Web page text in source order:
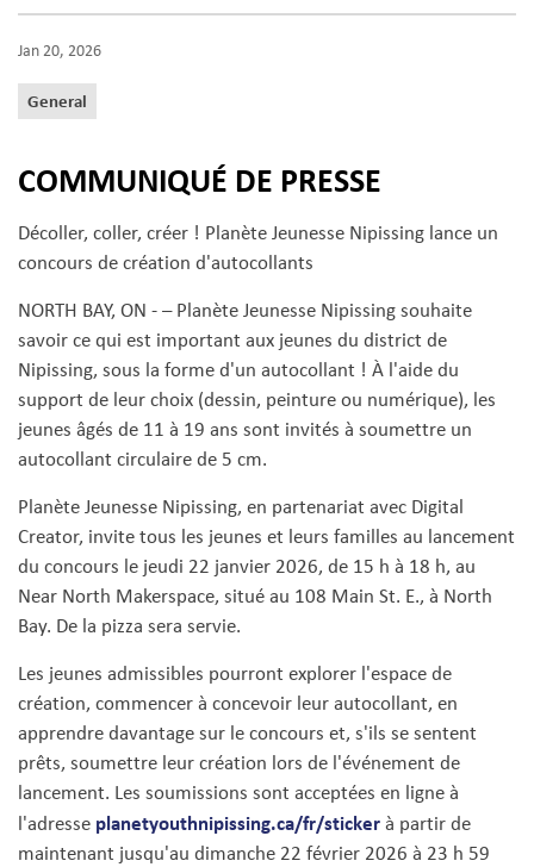
Jan 20, 2026
General
COMMUNIQUÉ DE PRESSE
Décoller, coller, créer ! Planète Jeunesse Nipissing lance un
concours de création d'autocollants
NORTH BAY, ON - – Planète Jeunesse Nipissing souhaite
savoir ce qui est important aux jeunes du district de
Nipissing, sous la forme d'un autocollant ! À l'aide du
support de leur choix (dessin, peinture ou numérique), les
jeunes âgés de 11 à 19 ans sont invités à soumettre un
autocollant circulaire de 5 cm.
Planète Jeunesse Nipissing, en partenariat avec Digital
Creator, invite tous les jeunes et leurs familles au lancement
du concours le jeudi 22 janvier 2026, de 15 h à 18 h, au
Near North Makerspace, situé au 108 Main St. E., à North
Bay. De la pizza sera servie.
Les jeunes admissibles pourront explorer l'espace de
création, commencer à concevoir leur autocollant, en
apprendre davantage sur le concours et, s'ils se sentent
prêts, soumettre leur création lors de l'événement de
lancement. Les soumissions sont acceptées en ligne à
l'adresse planetyouthnipissing.ca/fr/stickerà partir de
maintenant jusqu'au dimanche 22 février 2026 à 23 h 59